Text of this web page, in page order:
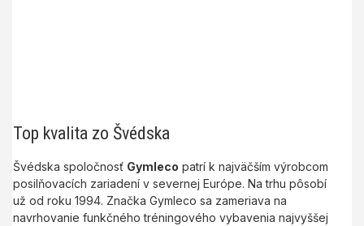
Top kvalita zo Švédska
Švédska spoločnosť Gymleco patrí k najväčším výrobcom
posilňovacích zariadení v severnej Európe. Na trhu pôsobí
už od roku 1994. Značka Gymleco sa zameriava na
navrhovanie funkčného tréningového vybavenia najvyššej